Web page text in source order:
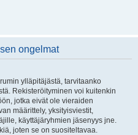
ongelmat
ylläpitäjästä, tarvitaanko
Rekisteröityminen voi kuitenkin
jotka eivät ole vieraiden
määrittely, yksityisviestit,
käyttäjäryhmien jäsenyys jne.
joten se on suositeltavaa.